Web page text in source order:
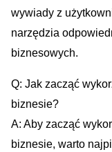
‌wywiady z
narzędzia
biznesowych.
Q:‍ Jak zacząć
‍biznesie?
A: Aby zacząć
biznesie, warto